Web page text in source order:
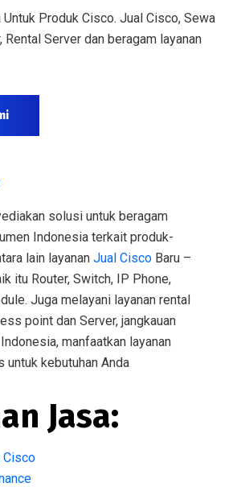
Produk Cisco. Jual Cisco, Sewa
Rental Server dan beragam layanan
solusi untuk beragam
Indonesia terkait produk-
lain layanan Jual Cisco Baru –
itu Router, Switch, IP Phone,
Juga melayani layanan rental
point dan Server, jangkauan
manfaatkan layanan
kebutuhan Anda
Jasa:
Cisco